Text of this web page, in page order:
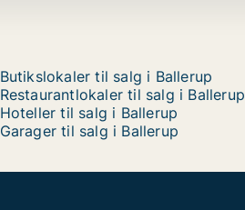
Butikslokaler til salg i Ballerup
Restaurantlokaler til salg i Ballerup
Hoteller til salg i Ballerup
Garager til salg i Ballerup